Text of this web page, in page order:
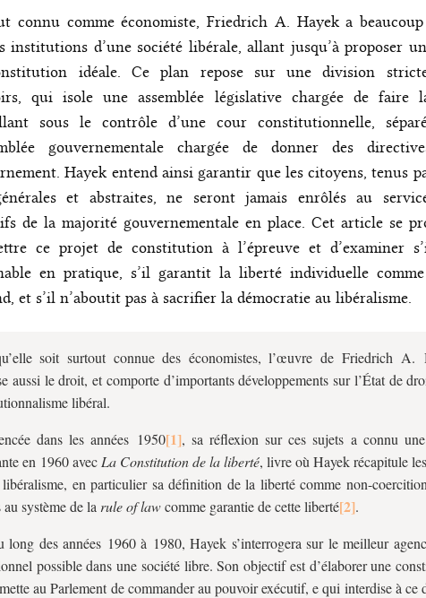
connu comme économiste, Friedrich A. Hayek a
institutions d’une société libérale, allant jusqu’à proposer
idéale. Ce plan repose sur une division
qui isole une assemblée législative chargée de faire
sous le contrôle d’une cour constitutionnelle,
gouvernementale chargée de donner des
Hayek entend ainsi garantir que les citoyens, tenus
et abstraites, ne seront jamais enrôlés au
de la majorité gouvernementale en place. Cet article se
ce projet de constitution à l’épreuve et d’examiner
en pratique, s’il garantit la liberté individuelle
et s’il n’aboutit pas à sacrifier la démocratie au libéralisme.
soit surtout connue des économistes, l’œuvre de Friedrich A.
aussi le droit, et comporte d’importants développements sur l’État de
libéral.
dans les années 1950
, sa réflexion sur ces sujets a connu
en 1960 avec La Constitution de la liberté, livre où Hayek récapitule
en particulier sa définition de la liberté comme non-
système de la rule of lawcomme garantie de cette liberté
.
long des années 1960 à 1980, Hayek s’interrogera sur le meilleur
possible dans une société libre. Son objectif est d’élaborer une
au Parlement de commander au pouvoir exécutif, e qui interdise à ce